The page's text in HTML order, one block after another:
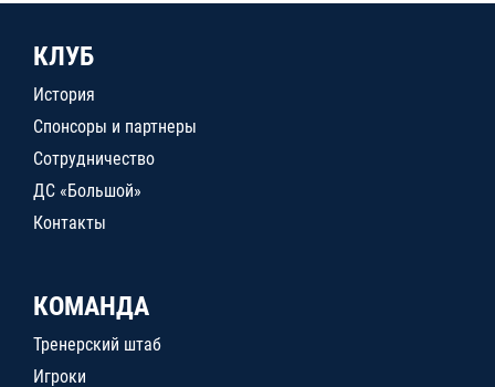
КЛУБ
История
Спонсоры и партнеры
Сотрудничество
ДС «Большой»
Контакты
КОМАНДА
Тренерский штаб
Игроки